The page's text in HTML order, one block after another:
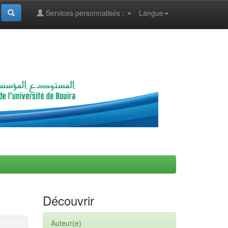
Langue
Services personnalisés :
Découvrir
Auteur(e)